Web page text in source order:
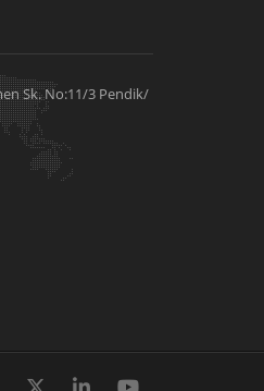
Sk. No:11/3 Pendik/